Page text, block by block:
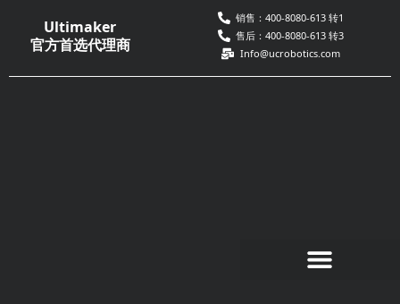
Ultimaker
官方首选代理商
销售：400-8080-613 转1
售后：400-8080-613 转3
Info@ucrobotics.com